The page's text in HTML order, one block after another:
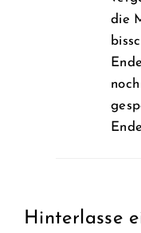
die
Hinterlasse